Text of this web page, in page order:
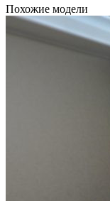
Похожие модели